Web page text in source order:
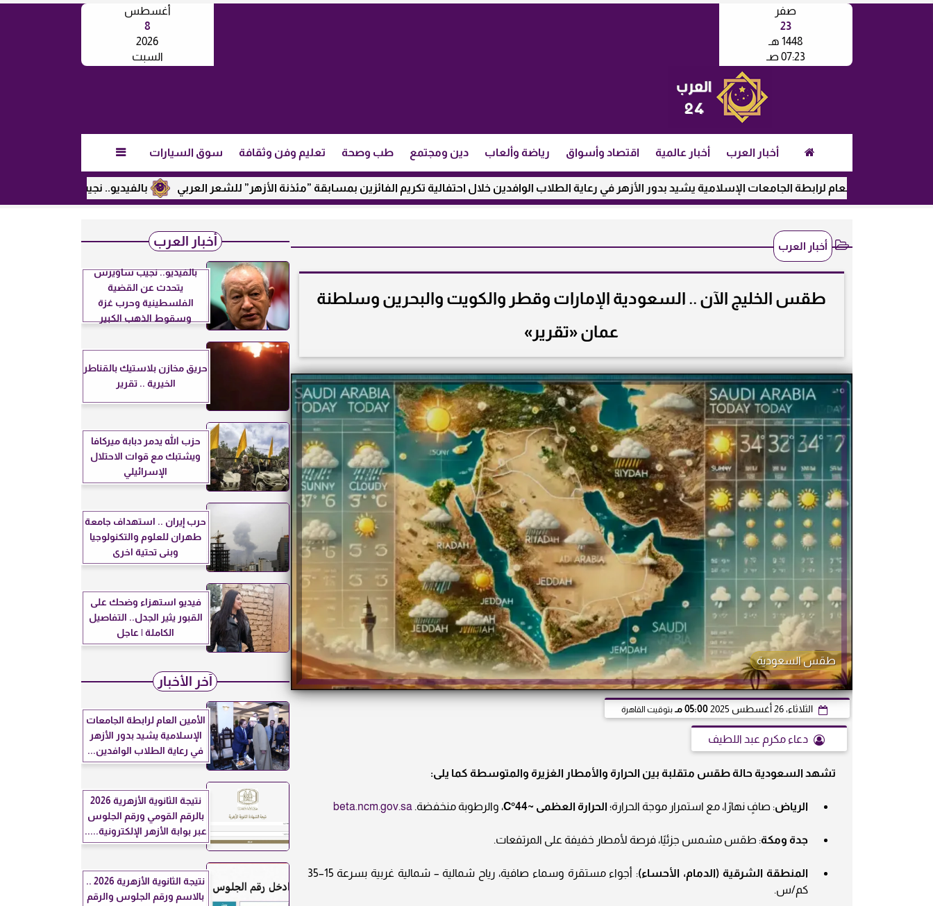
أغسطس
8
2026
السبت
صفر
23
1448 هـ
07:23 صـ
أخبار العرب أخبار عالمية اقتصاد وأسواق رياضة وألعاب دين ومجتمع طب وصحة تعليم وفن وثقافة سوق السيارات 
بالفيديو.. نجيب ساويرس يكشف عن رأيه الأمين العام لرابطة الجامعات الإسلامية يشيد بدور الأزهر في رعاية الطلاب الوافدين خلال احتفالية تكريم الفائزين بمسابقة ”مئذنة الأزهر” للشعر العربي
أخبار العرب
طقس الخليج الآن .. السعودية الإمارات وقطر والكويت والبحرين وسلطنة
عمان «تقرير»
طقس السعودية
الثلاثاء، 26 أغسطس 2025 05:00 مـ بتوقيت القاهرة
دعاء مكرم عبد اللطيف
تشهد السعودية حالة طقس متقلبة بين الحرارة والأمطار الغزيرة والمتوسطة كما يلى:
الرياض: صافٍ نهارًا، مع استمرار موجة الحرارة؛ الحرارة العظمى ~44°C ، والرطوبة منخفضة.beta.ncm.gov.sa
جدة ومكة: طقس مشمس جزئيًا، فرصة لأمطار خفيفة على المرتفعات.
المنطقة الشرقية (الدمام، الأحساء)
: أجواء مستقرة وسماء صافية، رياح شمالية – شمالية غربية بسرعة 15–35
كم/س.
أخبار العرب
بالفيديو.. نجيب ساويرس
يتحدث عن القضية
الفلسطينية وحرب غزة
وسقوط الذهب الكبير
حريق مخازن بلاستيك بالقناطر
الخيرية .. تقرير
حزب الله يدمر دبابة ميركافا
ويشتبك مع قوات الاحتلال
الإسرائيلي
حرب إيران .. استهداف جامعة
طهران للعلوم والتكنولوجيا
وبنى تحتية اخرى
فيديو استهزاء وضحك على
القبور يثير الجدل.. التفاصيل
الكاملة | عاجل
آخر الأخبار
الأمين العام لرابطة الجامعات
الإسلامية يشيد بدور الأزهر
في رعاية الطلاب الوافدين...
نتيجة الثانوية الأزهرية 2026
بالرقم القومي ورقم الجلوس
عبر بوابة الأزهر الإلكترونية.....
نتيجة الثانوية الأزهرية 2026 ..
بالاسم ورقم الجلوس والرقم